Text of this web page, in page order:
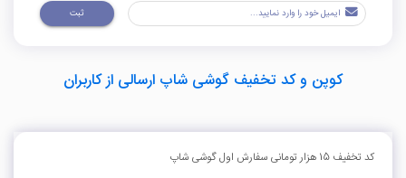
ثبت
کوپن و کد تخفیف گوشی شاپ ارسالی از کاربران
کد تخفیف 15 هزار تومانی سفارش اول گوشی شاپ